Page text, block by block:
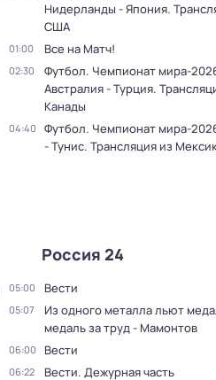
Нидерланды - Япония.
США
01:00 Все на Матч!
02:30
Футбол. Чемпионат мира-
Австралия - Турция.
Канады
04:40
Футбол. Чемпионат мира-
- Тунис. Трансляция из
Россия 24
05:00 Вести
05:07
Из одного металла льют
медаль за труд - Мамонтов
06:00 Вести
06:22 Вести. Дежурная часть